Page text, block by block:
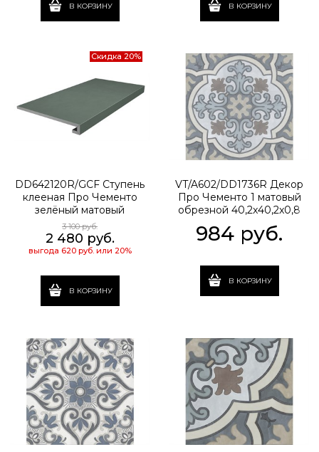
В КОРЗИНУ В КОРЗИНУ
Скидка 20%
DD642120R/GCF Ступень
клееная Про Чементо
зелёный матовый
33x60x0,9
3 100 руб.
2 480 руб.
выгода 620 руб.или 20%
В КОРЗИНУ
VT/A602/DD1736R Декор
Про Чементо 1 матовый
обрезной 40,2x40,2x0,8
984 руб.
В КОРЗИНУ